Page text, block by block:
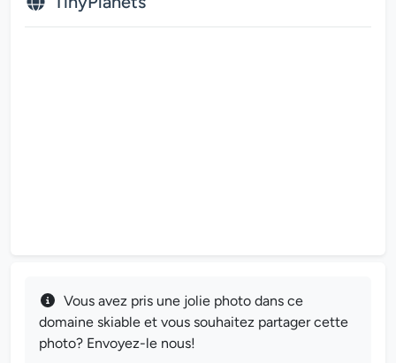
Vous avez pris une jolie photo dans ce
domaine skiable et vous souhaitez partager cette
photo? Envoyez-le nous!